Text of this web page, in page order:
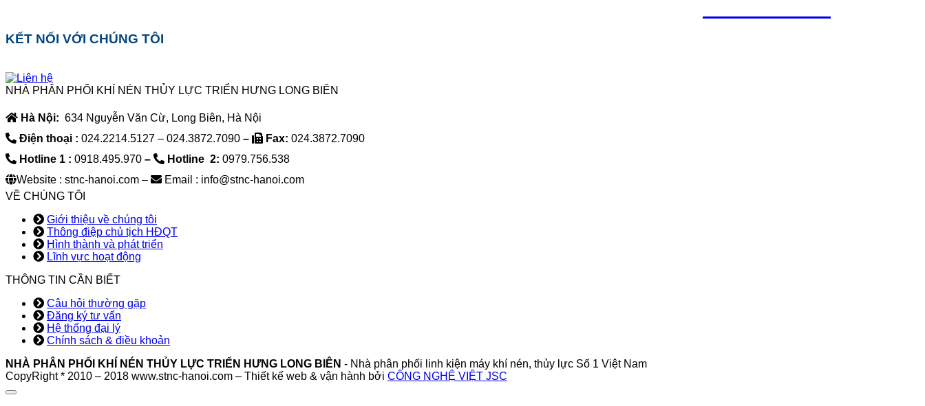
KẾT NỐI VỚI CHÚNG TÔI
NHÀ PHÂN PHỐI KHÍ NÉN THỦY LỰC TRIỂN HƯNG LONG BIÊN
Hà Nội: 634 Nguyễn Văn Cừ, Long Biên, Hà Nội
Điện thoại : 024.2214.5127 – 024.3872.7090 – Fax: 024.3872.7090
Hotline 1 : 0918.495.970 – Hotline 2: 0979.756.538
Website : stnc-hanoi.com –
Email : info@stnc-hanoi.com
VỀ CHÚNG TÔI
Giới thiệu về chúng tôi
Thông điệp chủ tịch HĐQT
Hình thành và phát triển
Lĩnh vực hoạt động
THÔNG TIN CẦN BIẾT
Câu hỏi thường gặp
Đăng ký tư vấn
Hệ thống đại lý
Chính sách & điều khoản
NHÀ PHÂN PHỐI KHÍ NÉN THỦY LỰC TRIỂN HƯNG LONG BIÊN - Nhà phân phối linh kiện máy khí nén, thủy lực Số 1 Việt Nam
CopyRight * 2010 – 2018 www.stnc-hanoi.com – Thiết kế web & vận hành bởi CÔNG NGHỆ VIỆT JSC